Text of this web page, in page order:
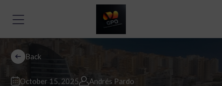
Back
October 15, 2025
Andrés Pardo